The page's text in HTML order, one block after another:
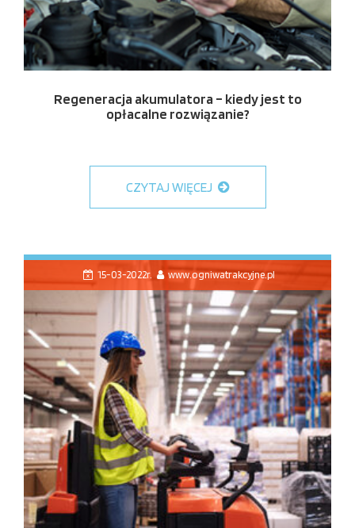
Regeneracja akumulatora – kiedy jest to
opłacalne rozwiązanie?
CZYTAJ WIĘCEJ
15-03-2022r. www.ogniwatrakcyjne.pl